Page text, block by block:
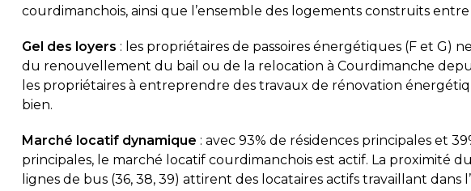
courdimanchois, ainsi que l’ensemble des logements construits entre
Gel des loyers : les propriétaires de passoires énergétiques (F et G)
du renouvellement du bail ou de la relocation à Courdimanche
les propriétaires à entreprendre des travaux de rénovation
bien.
Marché locatif dynamique : avec 93% de résidences principales et
principales, le marché locatif courdimanchois est actif. La proximité
lignes de bus (36, 38, 39) attirent des locataires actifs travaillant dans